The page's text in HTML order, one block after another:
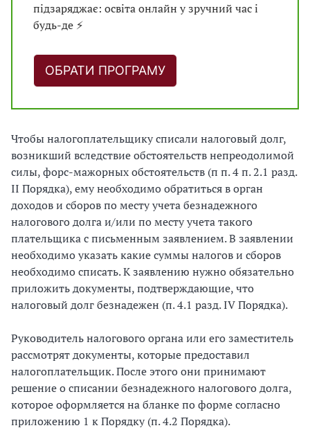
підзаряджає: освіта онлайн у зручний час і
будь-де ⚡
ОБРАТИ ПРОГРАМУ
Чтобы налогоплательщику списали налоговый долг,
возникший вследствие обстоятельств непреодолимой
силы, форс-мажорных обстоятельств (п п. 4 п. 2.1 разд.
II Порядка), ему необходимо обратиться в орган
доходов и сборов по месту учета безнадежного
налогового долга и/или по месту учета такого
плательщика с письменным заявлением. В заявлении
необходимо указать какие суммы налогов и сборов
необходимо списать. К заявлению нужно обязательно
приложить документы, подтверждающие, что
налоговый долг безнадежен (п. 4.1 разд. IV Порядка).
Руководитель налогового органа или его заместитель
рассмотрят документы, которые предоставил
налогоплательщик. После этого они принимают
решение о списании безнадежного налогового долга,
которое оформляется на бланке по форме согласно
приложению 1 к Порядку (п. 4.2 Порядка).